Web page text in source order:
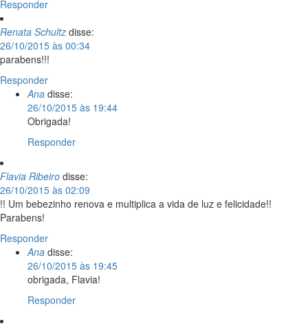
Responder
Renata Schultz disse:
26/10/2015 às 00:34
parabens!!!
Responder
Ana disse:
26/10/2015 às 19:44
Obrigada!
Responder
Flavia Ribeiro disse:
26/10/2015 às 02:09
!! Um bebezinho renova e multiplica a vida de luz e felicidade!!
Parabens!
Responder
Ana disse:
26/10/2015 às 19:45
obrigada, Flavia!
Responder